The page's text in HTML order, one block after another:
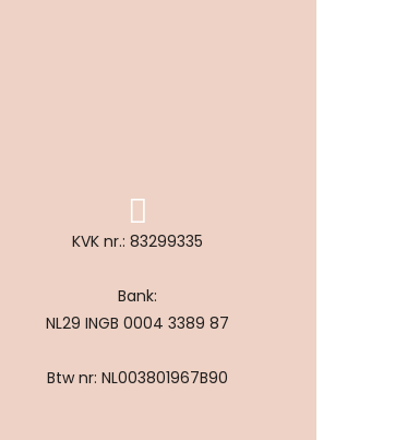
KVK nr.: 83299335
Bank:
NL29 INGB 0004 3389 87
Btw nr: NL003801967B90